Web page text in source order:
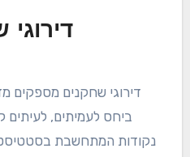
דירוגי
דירוגי שחקנים מספקים
ביחס לעמיתים,
נקודות המתחשבת